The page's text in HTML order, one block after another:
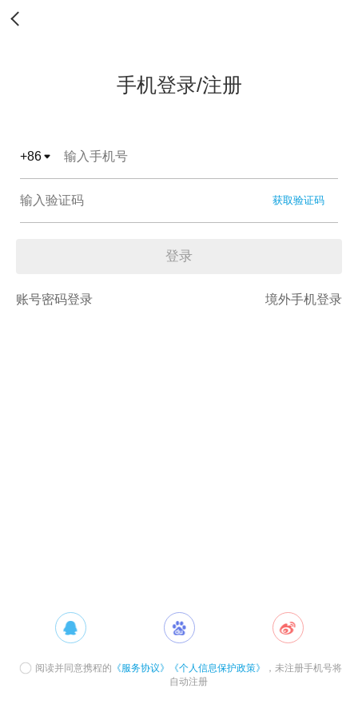
手机登录/注册
+86
获取验证码
登录
账号密码登录 境外手机登录
阅读并同意携程的 《服务协议》 《个人信息保护政策》
，未注册手机号将
自动注册